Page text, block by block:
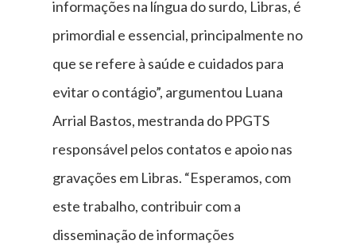
informações na língua do surdo, Libras, é
primordial e essencial, principalmente no
que se refere à saúde e cuidados para
evitar o contágio”, argumentou Luana
Arrial Bastos, mestranda do PPGTS
responsável pelos contatos e apoio nas
gravações em Libras. “Esperamos, com
este trabalho, contribuir com a
disseminação de informações